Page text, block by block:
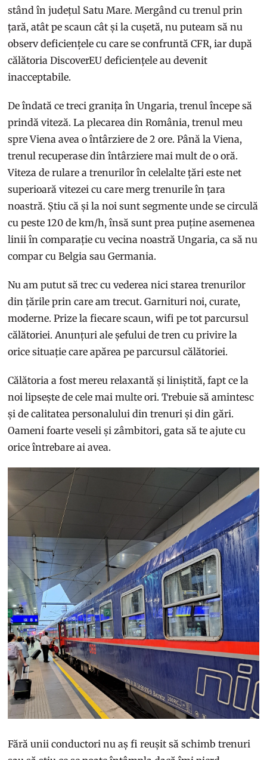
stând în județul Satu Mare. Mergând cu trenul prin
țară, atât pe scaun cât și la cușetă, nu puteam să nu
observ deficiențele cu care se confruntă CFR, iar după
călătoria DiscoverEU deficiențele au devenit
inacceptabile.
De îndată ce treci granița în Ungaria, trenul începe să
prindă viteză. La plecarea din România, trenul meu
spre Viena avea o întârziere de 2 ore. Până la Viena,
trenul recuperase din întârziere mai mult de o oră.
Viteza de rulare a trenurilor în celelalte țări este net
superioară vitezei cu care merg trenurile în țara
noastră. Știu că și la noi sunt segmente unde se circulă
cu peste 120 de km/h, însă sunt prea puține asemenea
linii în comparație cu vecina noastră Ungaria, ca să nu
compar cu Belgia sau Germania.
Nu am putut să trec cu vederea nici starea trenurilor
din țările prin care am trecut. Garnituri noi, curate,
moderne. Prize la fiecare scaun, wifi pe tot parcursul
călătoriei. Anunțuri ale șefului de tren cu privire la
orice situație care apărea pe parcursul călătoriei.
Călătoria a fost mereu relaxantă și liniștită, fapt ce la
noi lipsește de cele mai multe ori. Trebuie să amintesc
și de calitatea personalului din trenuri și din gări.
Oameni foarte veseli și zâmbitori, gata să te ajute cu
orice întrebare ai avea.
Fără unii conductori nu aș fi reușit să schimb trenuri